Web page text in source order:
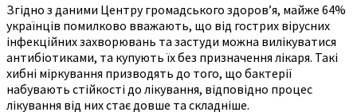
Згідно з даними Центру громадського здоровʼя, майже 64%
українців помилково вважають, що від гострих вірусних
інфекційних захворювань та застуди можна вилікуватися
антибіотиками, та купують їх без призначення лікаря. Такі
хибні міркування призводять до того, що бактерії
набувають стійкості до лікування, відповідно процес
лікування від них стає довше та складніше.